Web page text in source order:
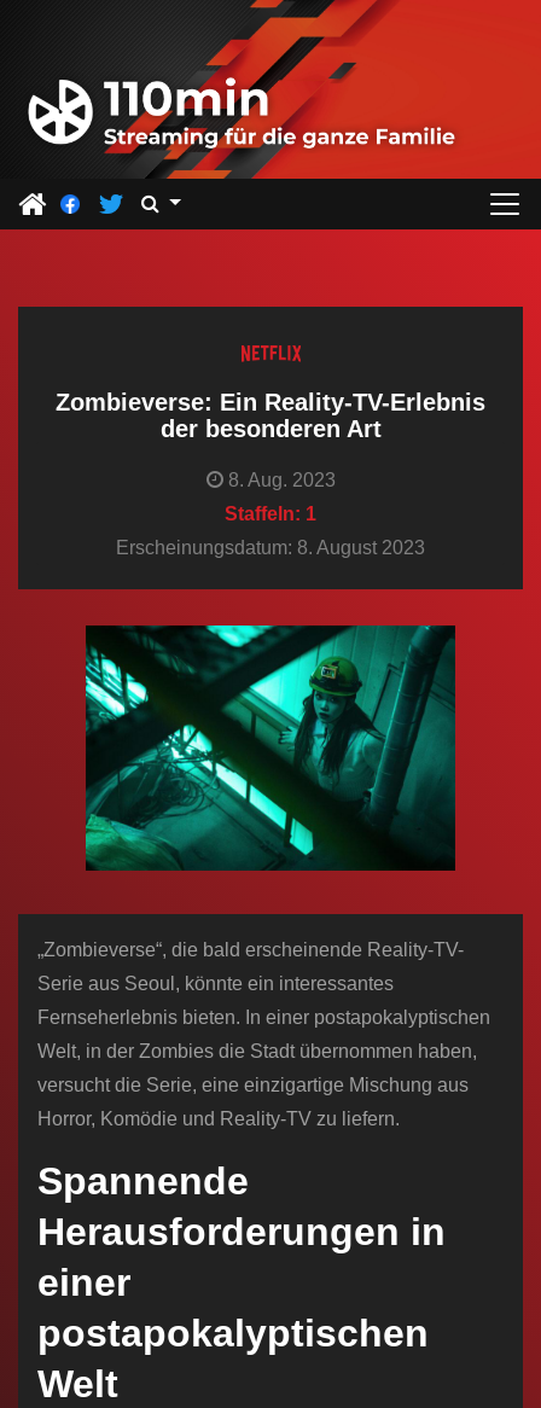
Zombieverse: Ein Reality-TV-Erlebnis
der besonderen Art
8. Aug. 2023
Staffeln: 1
Erscheinungsdatum: 8. August 2023
„Zombieverse“, die bald erscheinende Reality-TV-
Serie aus Seoul, könnte ein interessantes
Fernseherlebnis bieten. In einer postapokalyptischen
Welt, in der Zombies die Stadt übernommen haben,
versucht die Serie, eine einzigartige Mischung aus
Horror, Komödie und Reality-TV zu liefern.
Spannende
Herausforderungen in
einer
postapokalyptischen
Welt